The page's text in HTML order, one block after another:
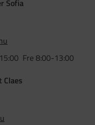
Sofia
Fre 8:00-13:00
Claes